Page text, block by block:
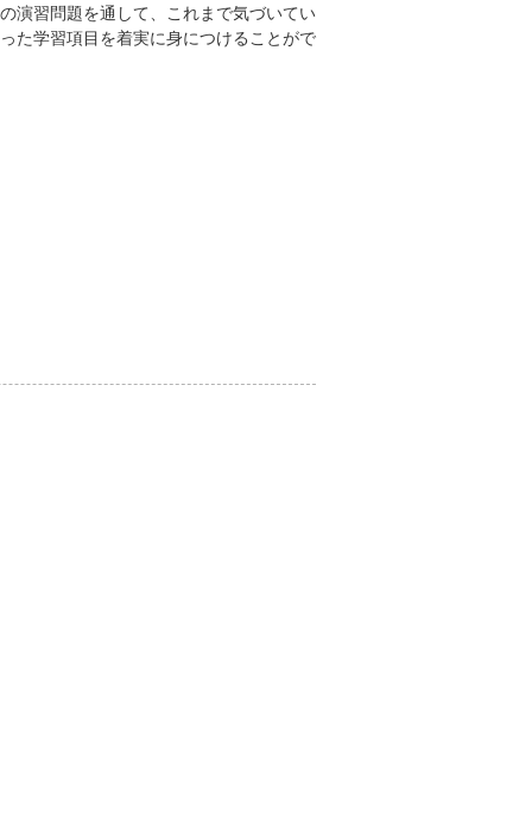
演習問題を通して、これまで気づいてい
た学習項目を着実に身につけることがで